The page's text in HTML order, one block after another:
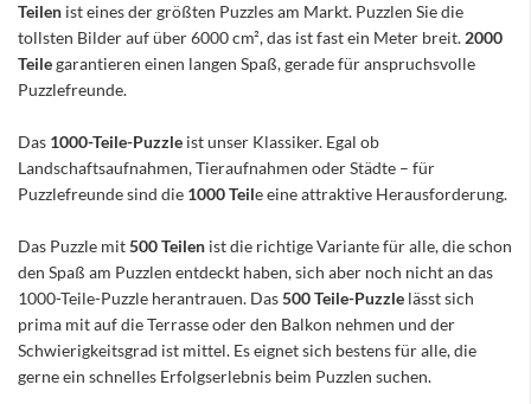
Teilen ist eines der größten Puzzles am Markt. Puzzlen Sie die
tollsten Bilder auf über 6000 cm², das ist fast ein Meter breit. 2000
Teilegarantieren einen langen Spaß, gerade für anspruchsvolle
Puzzlefreunde.
Das 1000-Teile-Puzzle ist unser Klassiker. Egal ob
Landschaftsaufnahmen, Tieraufnahmen oder Städte – für
Puzzlefreunde sind die 1000 Teile eine attraktive Herausforderung.
Das Puzzle mit500 Teilen ist die richtige Variante für alle, die schon
den Spaß am Puzzlen entdeckt haben, sich aber noch nicht an das
1000-Teile-Puzzle herantrauen. Das500 Teile-Puzzle lässt sich
prima mit auf die Terrasse oder den Balkon nehmen und der
Schwierigkeitsgrad ist mittel. Es eignet sich bestens für alle, die
gerne ein schnelles Erfolgserlebnis beim Puzzlen suchen.